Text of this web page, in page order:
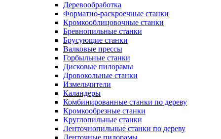
Деревообработка
Форматно-раскроечные станки
Кромкооблицовочные станки
Бревнопильные станки
Брусующие станки
Валковые прессы
Горбыльные станки
Дисковые пилорамы
Дровокольные станки
Измельчители
Каландеры
Комбинированные станки по дереву
Кромкообрезные станки
Круглопильные станки
Ленточнопильные станки по дереву
Ленточные пилорамы